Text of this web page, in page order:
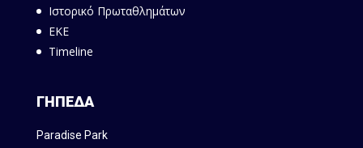
Ιστορικό Πρωταθλημάτων
ΕΚΕ
Timeline
ΓΗΠΕΔΑ
Paradise Park